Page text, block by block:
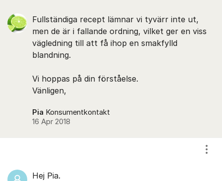
Fullständiga recept lämnar vi tyvärr inte ut,
men de är i fallande ordning, vilket ger en viss
vägledning till att få ihop en smakfylld
blandning.
Vi hoppas på din förståelse.
Vänligen,
Pia Konsumentkontakt
16 Apr 2018
Hej Pia.